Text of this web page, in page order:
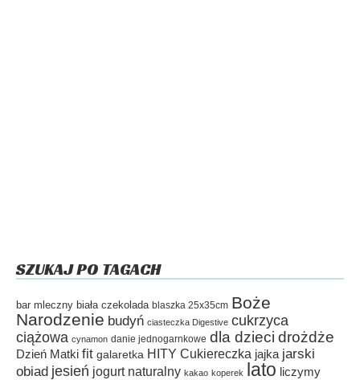
SZUKAJ PO TAGACH
bar mleczny biała czekolada blaszka 25x35cm Boże
Narodzenie budyń ciasteczka Digestive cukrzyca
ciążowa cynamon danie jednogarnkowe dla dzieci drożdże
Dzień Matki fit galaretka HITY Cukiereczka jajka jarski
obiad jesień jogurt naturalny kakao koperek lato liczymy